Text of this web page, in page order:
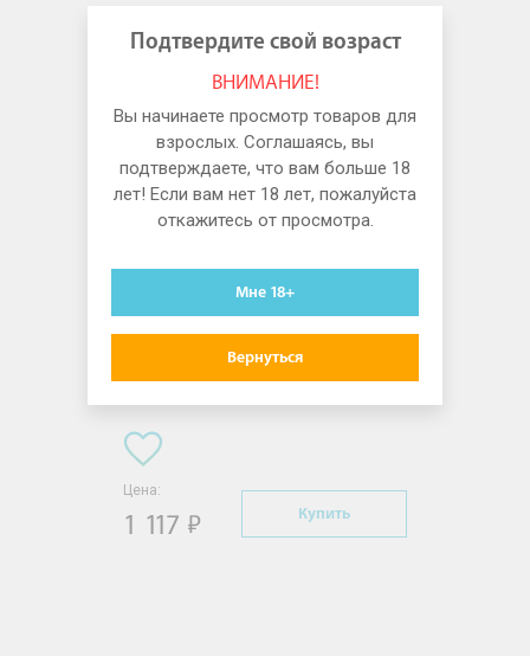
Интим Tenga Мастурбатор
Original Vaccum Cup Gentle
Цена:
1 117 Купить
Подтвердите свой возраст
ВНИМАНИЕ!
Вы начинаете просмотр товаров для
взрослых. Соглашаясь, вы
подтверждаете, что вам больше 18
лет! Если вам нет 18 лет, пожалуйста
откажитесь от просмотра.
Мне 18+
Вернуться